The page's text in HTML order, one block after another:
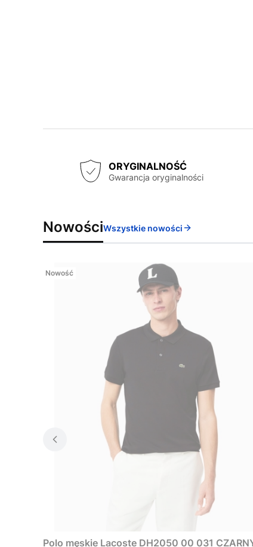
ORYGINALNOŚĆ
Gwarancja oryginalności
NowościWszystkie nowości
Nowość
Polo męskie Lacoste DH2050 00 031